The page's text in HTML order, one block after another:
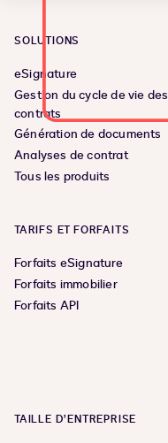
SOLUTIONS
eSignature
Gestion du cycle de vie des
contrats
Génération de documents
Analyses de contrat
Tous les produits
TARIFS ET FORFAITS
Forfaits eSignature
Forfaits immobilier
Forfaits API
TAILLE D’ENTREPRISE